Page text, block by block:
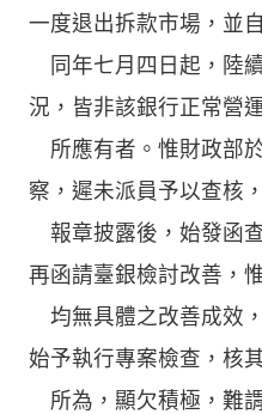
一度退出拆款市場，並自
同年七月四日起，陸
況，皆非該銀行正常營
所應有者。惟財政部
察，遲未派員予以查核
報章披露後，始發函
再函請臺銀檢討改善，
均無具體之改善成效
始予執行專案檢查，核
所為，顯欠積極，難